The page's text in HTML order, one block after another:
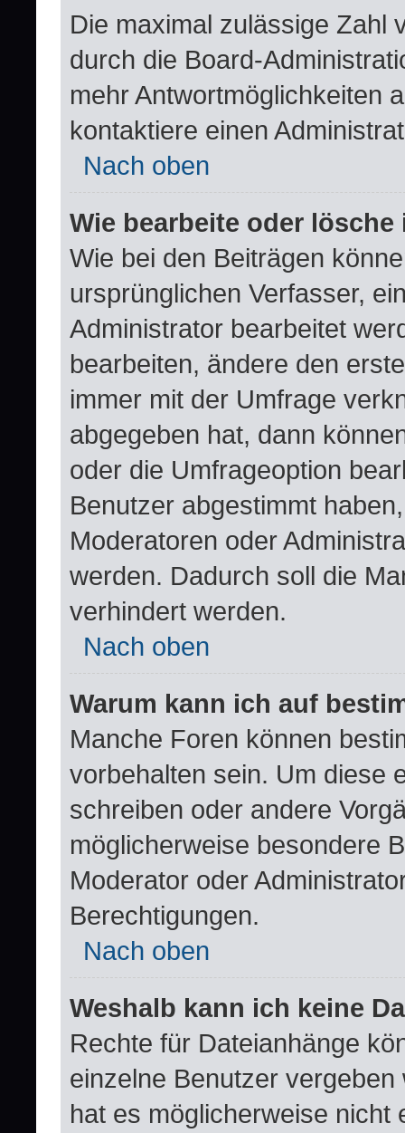
Die maximal zulässige Zahl
durch die Board-
mehr Antwortmöglichkeiten
kontaktiere einen
Nach oben
Wie bearbeite oder
Wie bei den Beiträgen
ursprünglichen Verfasser,
Administrator bearbeitet
bearbeiten, ändere den
immer mit der Umfrage
abgegeben hat, dann
oder die Umfrageoption
Benutzer abgestimmt
Moderatoren oder
werden. Dadurch soll die
verhindert werden.
Nach oben
Warum kann ich auf
Manche Foren können
vorbehalten sein. Um diese
schreiben oder andere
möglicherweise besondere
Moderator oder
Berechtigungen.
Nach oben
Weshalb kann ich keine
Rechte für Dateianhänge
einzelne Benutzer
hat es möglicherweise nicht